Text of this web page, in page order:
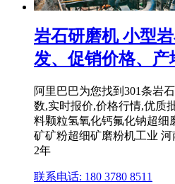
岩石研磨机 小型
发、促销价格、产
阿里巴巴为您找到301条岩
数,实时报价,价格行情,优质
料颗粒氢氧化钙氟化钠超细
矿矿粉超细矿磨粉机工业
2年
联系电话: 180 3780 8511